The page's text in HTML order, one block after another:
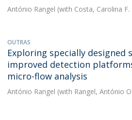
António Rangel (with Costa, Carolina F.
OUTRAS
Exploring specially designed
improved detection
micro-flow analysis
António Rangel (with Rangel, António